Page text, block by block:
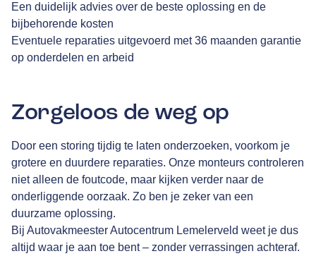
Een duidelijk advies over de beste oplossing en de
bijbehorende kosten
Eventuele reparaties uitgevoerd met 36 maanden garantie
op onderdelen en arbeid
Zorgeloos de weg op
Door een storing tijdig te laten onderzoeken, voorkom je
grotere en duurdere reparaties. Onze monteurs controleren
niet alleen de foutcode, maar kijken verder naar de
onderliggende oorzaak. Zo ben je zeker van een
duurzame oplossing.
Bij Autovakmeester Autocentrum Lemelerveld weet je dus
altijd waar je aan toe bent – zonder verrassingen achteraf.